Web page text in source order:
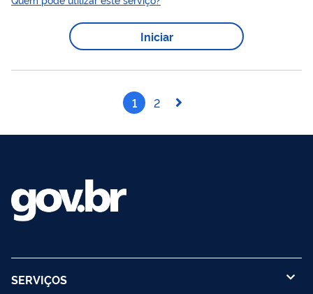
cadastral. Mais informações estão disponíveis no endereço
Produção de derivados de petróleo e processamento de
natural - Agência Nacional de Petróleo e Biocombustíveis Para
externo do SEI-ANP....
Iniciar
1 2
SERVIÇOS